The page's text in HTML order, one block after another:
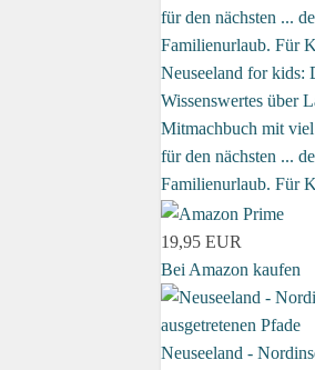
Neuseeland for kids:
Wissenswertes über
Mitmachbuch mit
für den nächsten ...
Familienurlaub. Für
19,95 EUR
Bei Amazon kaufen
Neuseeland -